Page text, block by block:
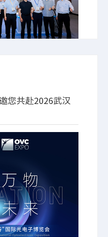
您共赴2026武汉
相第二十一届 “中国光
光博会）。本次展会，
技术新未来，诚邀您莅